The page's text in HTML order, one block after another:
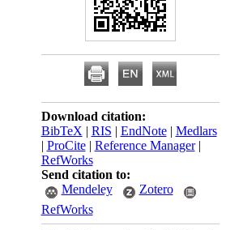
Download citation:
BibTeX | RIS | EndNote| Medlars
| ProCite| Reference Manager|
RefWorks
Send citation to:
Mendeley
Zotero
RefWorks